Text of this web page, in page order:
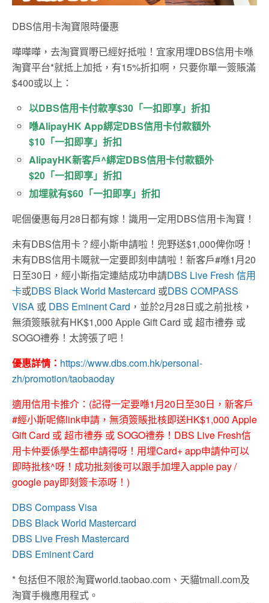
DBS信用卡淘寶限時優惠
嘩嘩嘩，去淘寶買嘢已經好抵啦！宜家用埋DBS信用卡喺
淘寶平台*就抵上加抵，有15%折扣啊，只要你單一簽賬滿
$400或以上：
以DBS信用卡付款享$30「一扣即享」折扣
喺AlipayHK App綁定DBS信用卡付款額外
$10「一扣即享」折扣
AlipayHK新客戶^綁定DBS信用卡付款額外
$20「一扣即享」折扣
加埋就有$60「一扣即享」折扣
呢個優惠每月28日都有嫁！識用一定用DBS信用卡淘寶！
未有DBS信用卡？經小斯申請啦！兜野送$1,000俾你呀！
未有DBS信用卡嘅就一定要即刻申請啦！新客戶#喺1月20
日至30日，經小斯指定連結成功申請DBS Live Fresh 信用
卡或DBS Black World Mastercard 或DBS COMPASS
VISA 或 DBS Eminent Card ，並於2月28日或之前批核，
無須簽賬就有HK$1,000 Apple Gift Card 或 超市禮券 或
SOGO禮券！太誇張了吧！
優惠詳情： https://www.dbs.com.hk/personal-
zh/promotion/taobaoday
適用信用卡推介： (記得一定要喺1月20日至30日，新客戶
#經小斯呢條link申請，無須簽賬批核即送HK$1,000 Apple
Gift Card 或 超市禮券 或 SOGO禮券！DBS Live Fresh信
用卡仲要係學生都申請得呀！用埋Card+ app申請仲可以
即時批核^呀！成功批刻後可以跟手加埋入apple pay /
google pay即刻簽卡添呀！)
DBS Compass Visa
DBS Black World Mastercard
DBS Live Fresh Mastercard
DBS Eminent Card
* 包括但不限於淘寶world.taobao.com、天貓tmall.com及
淘寶手機應用程式。